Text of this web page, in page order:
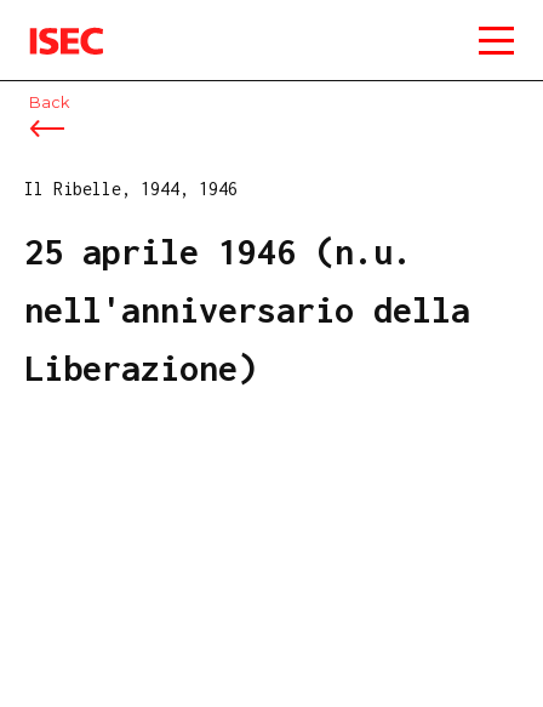
ISEC
Back
Il Ribelle, 1944, 1946
25 aprile 1946 (n.u.
nell'anniversario della
Liberazione)